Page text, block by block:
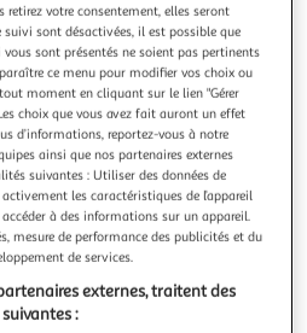
en rose. Le masque Herbal
Rose rend soyeux les cheveux
de plénitude grâce à ses
Notre mélange de nutriments
à l'aide d'essence naturelle de
le prix de ce produit ?
retirez votre consentement, elles seront
suivi sont désactivées, il est possible que
sont présentés ne soient pas pertinents
ce menu pour modifier vos choix ou
moment en cliquant sur le lien "Gérer
choix que vous avez fait auront un effet
d’informations, reportez-vous à notre
ainsi que nos partenaires externes
suivantes : Utiliser des données de
les caractéristiques de l’appareil
à des informations sur un appareil.
mesure de performance des publicités et du
de services.
externes, traitent des
: